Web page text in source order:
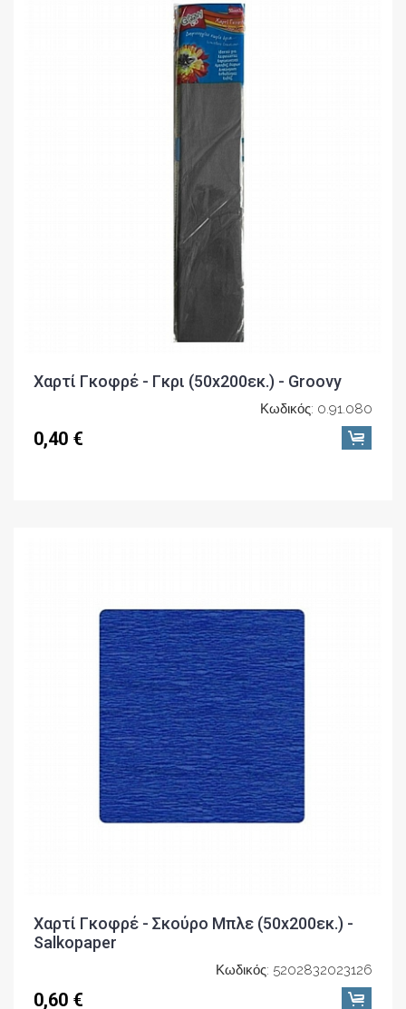
Χαρτί Γκοφρέ - Γκρι (50x200εκ.) - Groovy
Κωδικός: 0.91.080
0,40 €
Χαρτί Γκοφρέ - Σκούρο Μπλε (50x200εκ.) -
Salkopaper
Κωδικός: 5202832023126
0,60 €